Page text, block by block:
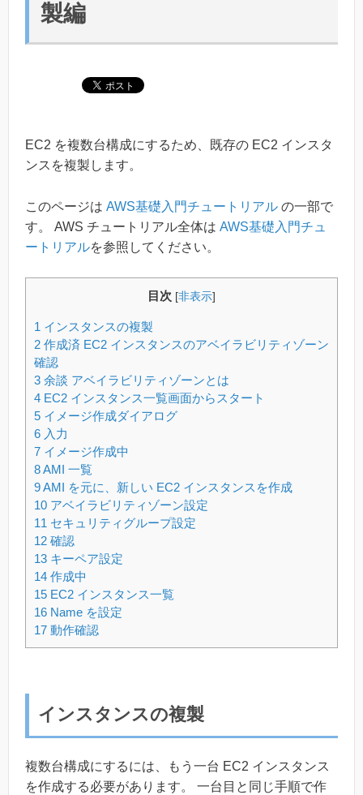
製編
EC2 を複数台構成にするため、既存の EC2 インスタ
ンスを複製します。
このページは AWS基礎入門チュートリアル の一部で
す。 AWS チュートリアル全体は AWS基礎入門チュ
ートリアルを参照してください。
目次 [非表示]
1 インスタンスの複製
2 作成済 EC2 インスタンスのアベイラビリティゾーン
確認
3 余談 アベイラビリティゾーンとは
4 EC2 インスタンス一覧画面からスタート
5 イメージ作成ダイアログ
6 入力
7 イメージ作成中
8AMI 一覧
9AMI を元に、新しい EC2 インスタンスを作成
10 アベイラビリティゾーン設定
11 セキュリティグループ設定
12 確認
13 キーペア設定
14 作成中
15 EC2 インスタンス一覧
16 Name を設定
17 動作確認
インスタンスの複製
複数台構成にするには、もう一台 EC2 インスタンス
を作成する必要があります。 一台目と同じ手順で作